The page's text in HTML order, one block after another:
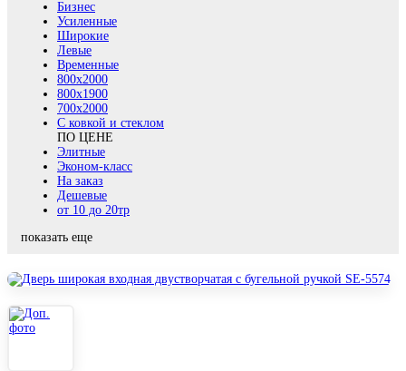
Бизнес
Усиленные
Широкие
Левые
Временные
800х2000
800x1900
700x2000
С ковкой и стеклом
ПО ЦЕНЕ
Элитные
Эконом-класс
На заказ
Дешевые
от 10 до 20тр
показать еще